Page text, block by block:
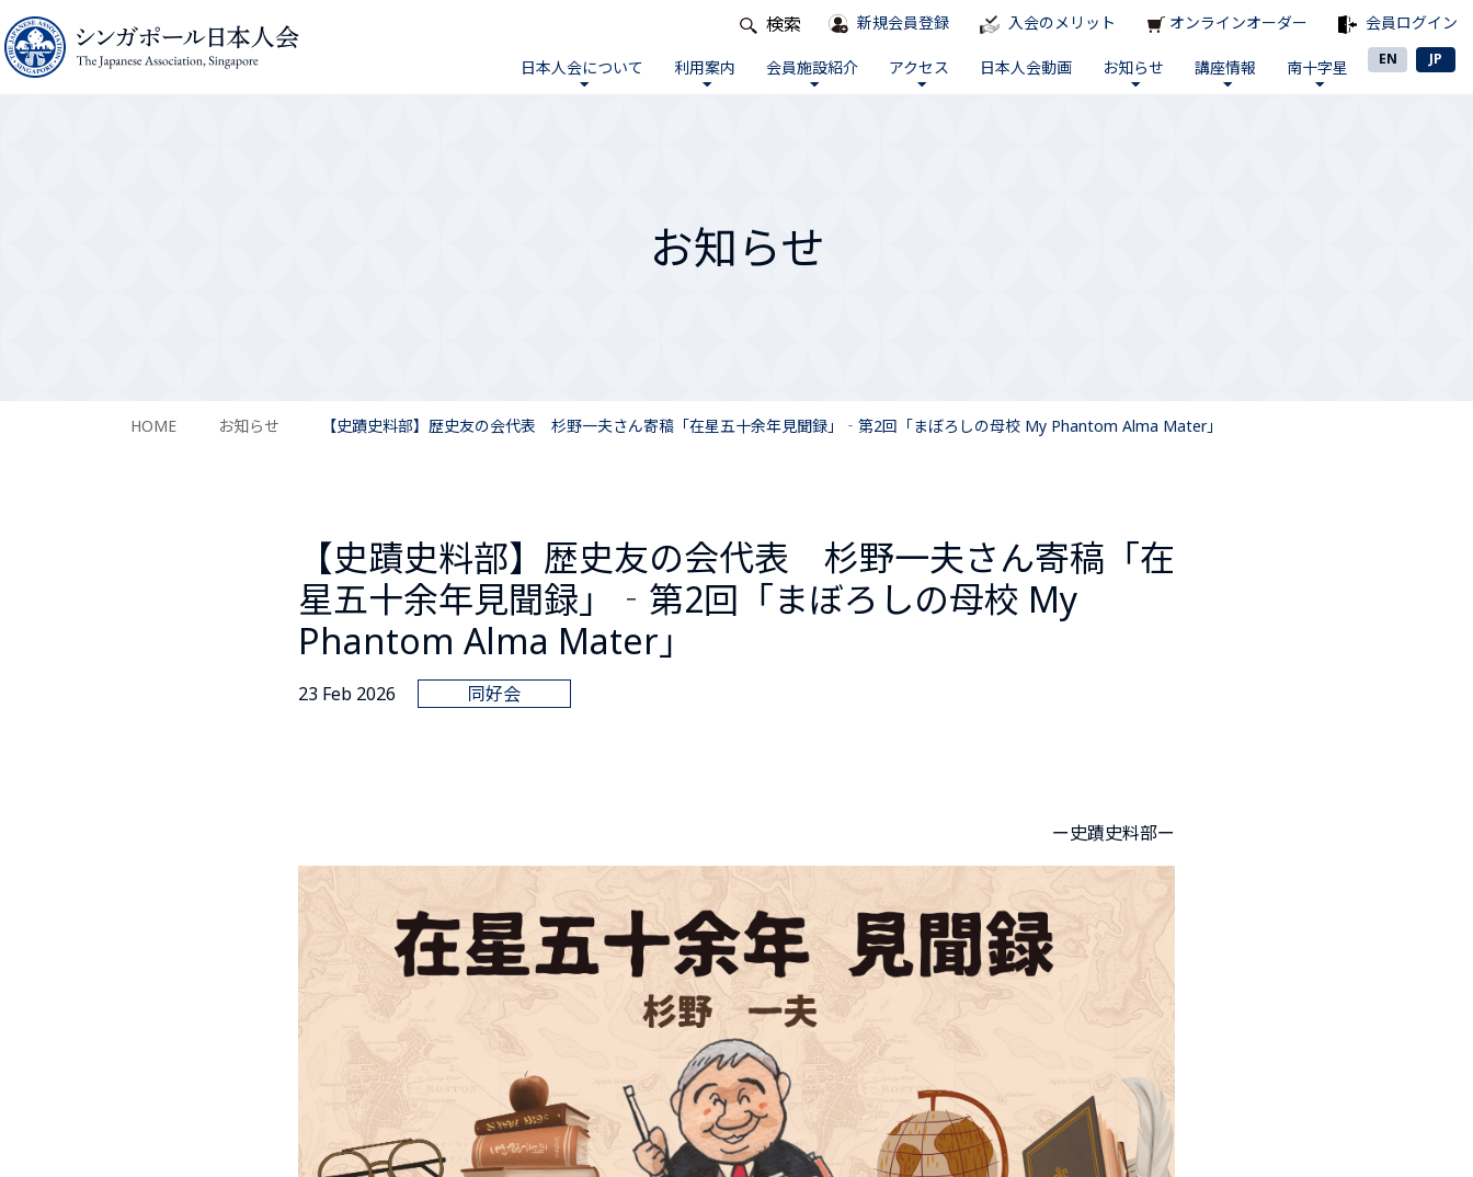
検索 新規会員登録 入会のメリット オンラインオーダー 会員ログイン
日本人会について 利用案内 会員施設紹介 アクセス 日本人会動画 お知らせ 講座情報 南十字星 EN JP
お知らせ
HOME お知らせ 【史蹟史料部】歴史友の会代表 杉野一夫さん寄稿「在星五十余年見聞録」‐第2回「まぼろしの母校 My Phantom Alma Mater」
【史蹟史料部】歴史友の会代表 杉野一夫さん寄稿「在
星五十余年見聞録」‐第2回「まぼろしの母校 My
Phantom Alma Mater」
23 Feb 2026 同好会
ー史蹟史料部ー